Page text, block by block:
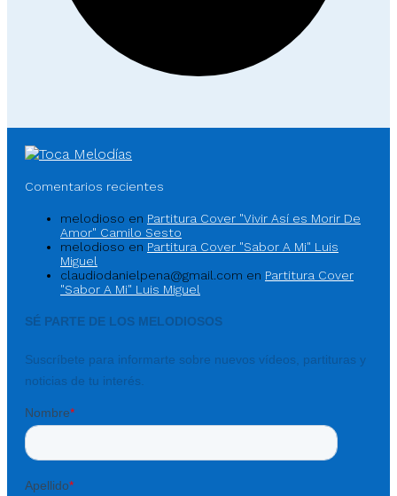
Comentarios recientes
melodioso en Partitura Cover "Vivir Así es Morir De
Amor" Camilo Sesto
melodioso en Partitura Cover "Sabor A Mi" Luis
Miguel
claudiodanielpena@gmail.com en Partitura Cover
"Sabor A Mi" Luis Miguel